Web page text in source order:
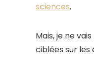
sciences.
Mais, je ne
ciblées sur les